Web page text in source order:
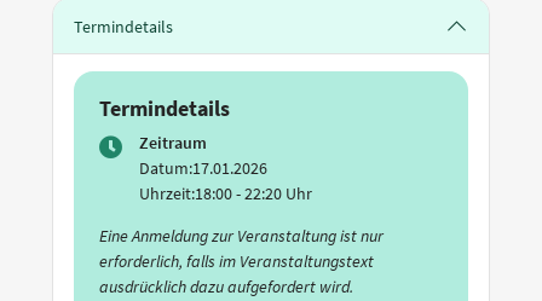
Termindetails
Termindetails
Zeitraum
Datum:17.01.2026
Uhrzeit:18:00 - 22:20 Uhr
Eine Anmeldung zur Veranstaltung ist nur
erforderlich, falls im Veranstaltungstext
ausdrücklich dazu aufgefordert wird.